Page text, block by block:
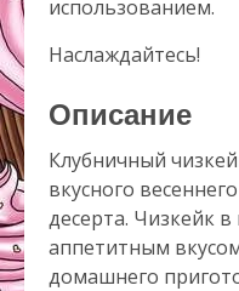
использованием.
Наслаждайтесь!
Описание
Клубничный
вкусного
десерта. Чизкейк
аппетитным
домашнего